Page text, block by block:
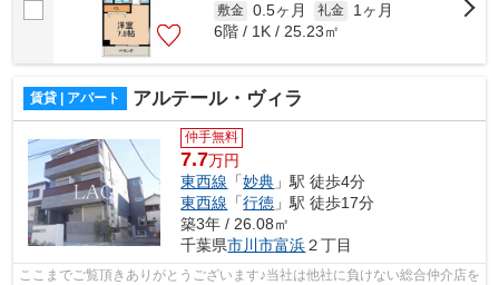
敷金 0.5ヶ月 礼金
1ヶ月
6階 / 1K / 25.23㎡
賃貸 | アパート アルテール・ヴィラ
仲手無料
7.7万円
東西線 「妙典 」駅 徒歩4分
東西線 「行徳 」駅 徒歩17分
築3年 / 26.08㎡
千葉県市川市富浜２丁目
ここまでご覧頂きありがとうございます♪当社は他社に負けない総合仲介店を